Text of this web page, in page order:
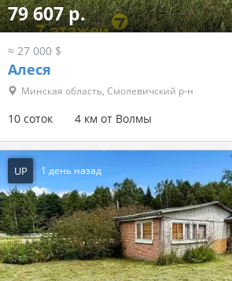
79 607 р.
≈ 27 000 $
Алеся
Минская область, Смолевичский р-н
10 соток 4 км от Волмы
UP 1 день назад